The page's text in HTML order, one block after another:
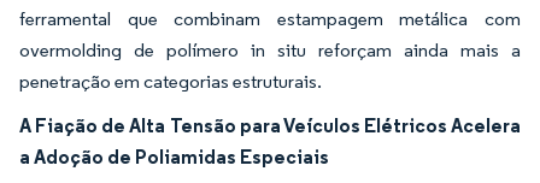
ferramental que combinam estampagem metálica com
overmolding de polímero in situ reforçam ainda mais a
penetração em categorias estruturais.
A Fiação de Alta Tensão para Veículos Elétricos Acelera
a Adoção de Poliamidas Especiais